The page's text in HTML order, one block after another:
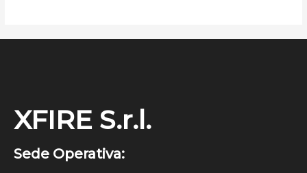
XFIRE S.r.l.
Sede Operativa: